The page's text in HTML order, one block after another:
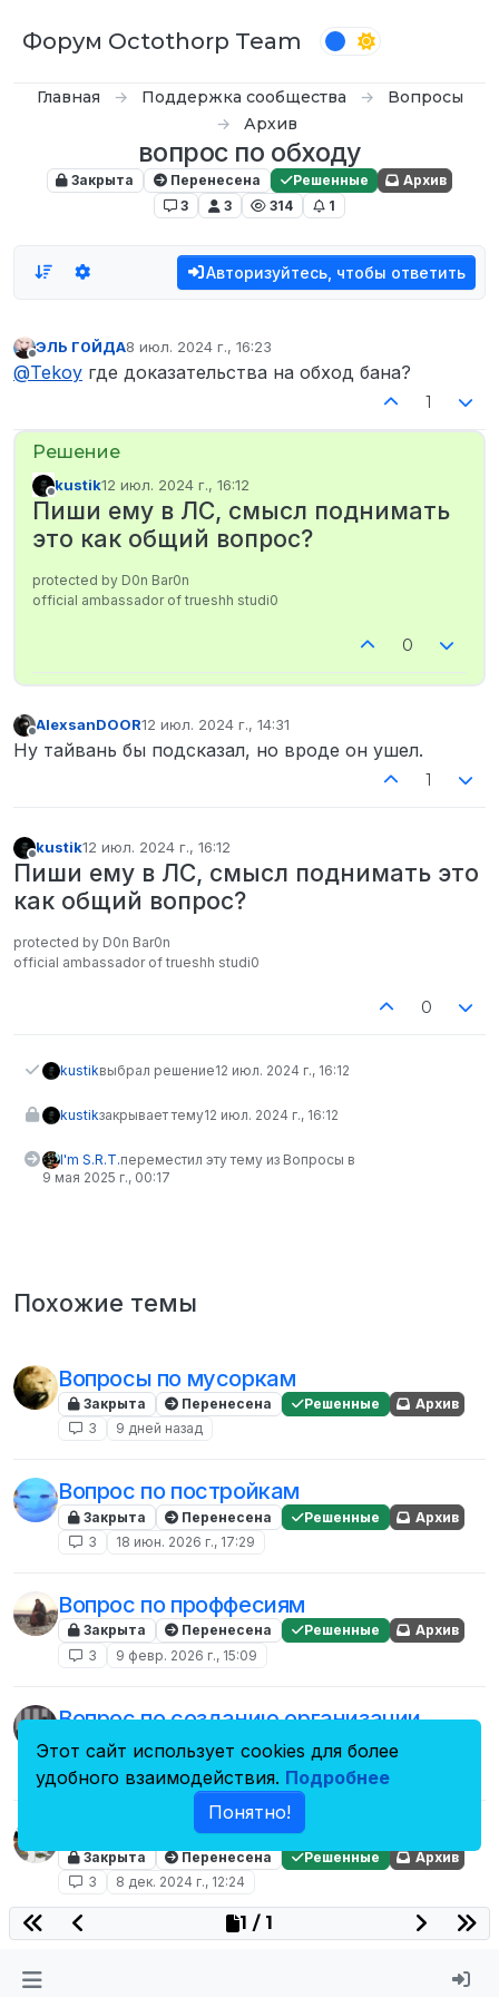
Форум Octothorp Team
Главная Поддержка сообщества
Вопросы
Архив
вопрос по обходу
Закрыта Перенесена Решенные
Архив
3
3 314 1
Авторизуйтесь, чтобы ответить
Не в сети
ЭЛЬ Г0ЙДА8 июл. 2024 г., 16:23
отредактировано
@Tekoy где доказательства на обход бана?
1
Не в сети
kustik12 июл. 2024 г., 16:12
отредактировано
Пиши ему в ЛС, смысл поднимать
это как общий вопрос?
protected by D0n Bar0n
official ambassador of trueshh studi0
0
Не в сети
AlexsanDOOR12 июл. 2024 г., 14:31
отредактировано
Ну тайвань бы подсказал, но вроде он ушел.
1
Не в сети
kustik12 июл. 2024 г., 16:12
отредактировано
Пиши ему в ЛС, смысл поднимать это
как общий вопрос?
protected by D0n Bar0n
official ambassador of trueshh studi0
0
kustikвыбрал решение12 июл. 2024 г., 16:12
kustikзакрывает тему12 июл. 2024 г., 16:12
I'm S.R.T.переместил эту тему из Вопросы в
9 мая 2025 г., 00:17
Похожие темы
Вопросы по мусоркам
Закрыта Перенесена Решенные
Архив
3
9 дней назад
Вопрос по постройкам
Закрыта Перенесена Решенные
Архив
3
18 июн. 2026 г., 17:29
Вопрос по проффесиям
Закрыта Перенесена Решенные
Архив
3
9 февр. 2026 г., 15:09
Вопрос по созданию организации
Закрыта Перенесена Решенные
27 февр. 2025 г., 10:22
Вопрос по принтерам
Закрыта Перенесена Решенные
Архив
3
8 дек. 2024 г., 12:24
1 / 1
Этот сайт использует cookies для более
удобного взаимодействия. Подробнее
Понятно!